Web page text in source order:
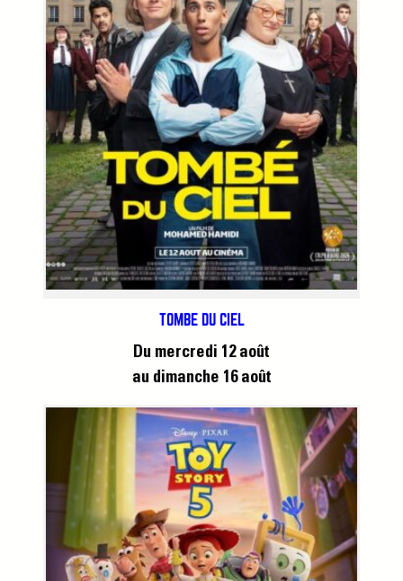
TOMBÉ DU CIEL
Du mercredi 12 août
au dimanche 16 août